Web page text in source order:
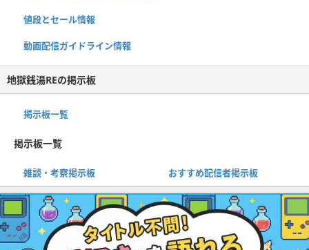
値段とセール情報
動画配信ガイドライン情報
地獄銭湯REの掲示板
掲示板一覧
掲示板一覧
雑談・考察掲示板 おすすめ配信者掲示板